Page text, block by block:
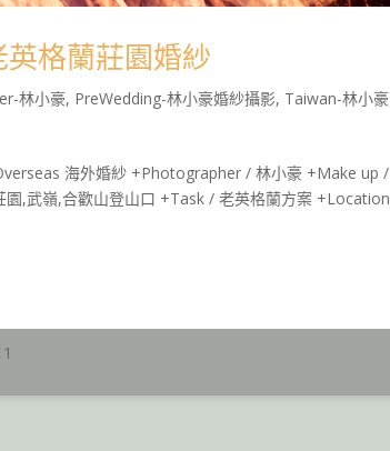
格蘭莊園婚紗
林小豪, PreWedding-林小豪婚紗攝影, Taiwan-林小豪
海外婚紗 +Photographer / 林小豪 +Make up /
,武嶺,合歡山登山口 +Task / 老英格蘭方案 +Location